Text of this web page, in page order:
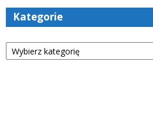
Kategorie
Kategorie